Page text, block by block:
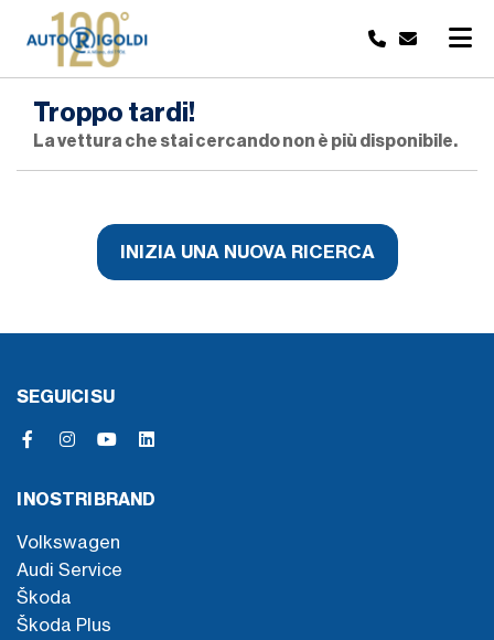
Troppo tardi!
La vettura che stai cercando non è più disponibile.
INIZIA UNA NUOVA RICERCA
SEGUICI SU
I NOSTRI BRAND
Volkswagen
Audi Service
Škoda
Škoda Plus